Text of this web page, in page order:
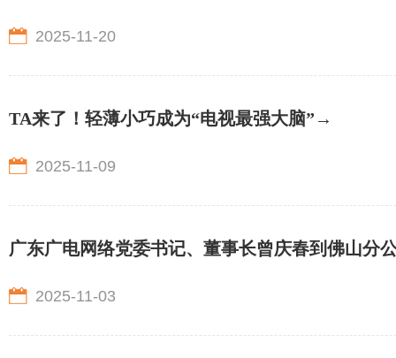
2025-11-20
TA来了！轻薄小巧成为“电视最强大脑”→
2025-11-09
广东广电网络党委书记、董事长曾庆春到佛山分
2025-11-03